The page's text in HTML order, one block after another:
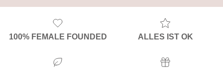
100% FEMALE FOUNDED ALLES IST OK